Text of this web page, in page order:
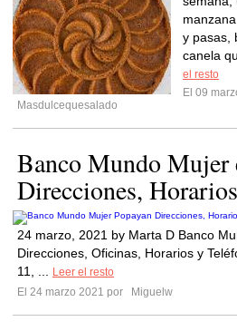
y pasas,
canela
el resto
El 09
Masdulcequesalado
Banco Mundo Mujer
Direcciones,
24 marzo, 2021 by Marta D Banco
Direcciones, Oficinas, Horarios y
11, ...
Leer el resto
El 24 marzo 2021 por
Miguelw